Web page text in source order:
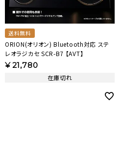
送料無料
ORION(オリオン) Bluetooth対応 ステ
レオラジカセ SCR-B7 【AVT】
¥21,780
在庫切れ